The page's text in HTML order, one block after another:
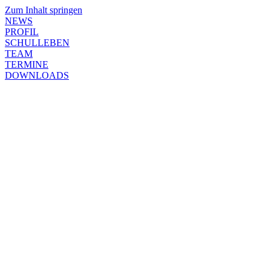
Zum Inhalt springen
NEWS
PROFIL
SCHULLEBEN
TEAM
TERMINE
DOWNLOADS